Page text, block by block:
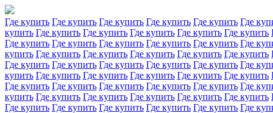
Где купить Где купить Где купить Где купить Где купить Где
купить Где купить Где купить Где купить Где купить Где купить
Где купить Где купить Где купить Где купить Где купить Где
купить Где купить Где купить Где купить Где купить Где купить
Где купить Где купить Где купить Где купить Где купить Где
купить Где купить Где купить Где купить Где купить Где купить
Где купить Где купить Где купить Где купить Где купить Где
купить Где купить Где купить Где купить Где купить Где купить
Где купить Где купить Где купить Где купить Где купить Где